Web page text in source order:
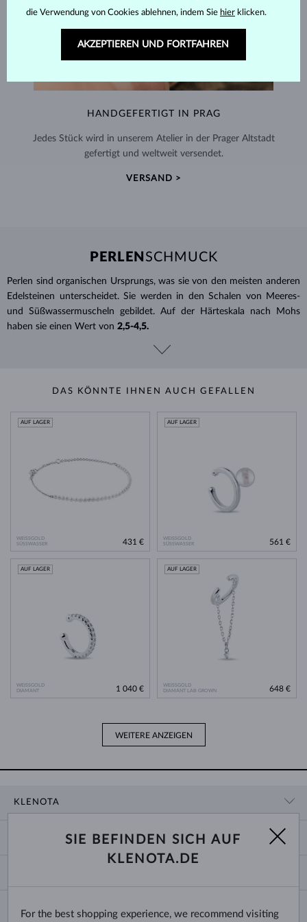
HANDGEFERTIGT IN PRAG
Jedes Stück wird in unserem Atelier in der Prager Altstadt
gefertigt und weltweit versendet.
VERSAND >
PERLEN SCHMUCK
Perlen sind organischen Ursprungs, was sie von den meisten anderen
Edelsteinen unterscheidet. Sie werden in den Schalen von Meeres-
und Süßwassermuscheln gebildet. Auf der Härteskala nach Mohs
haben sie einen Wert von 2,5-4,5.
DAS KÖNNTE IHNEN AUCH GEFALLEN
WEISSGOLD
SÜSSWASSER
AUF LAGER
431 €
WEISSGOLD
SÜSSWASSER
AUF LAGER
561 €
WEISSGOLD
DIAMANT
AUF LAGER
1 040 €
WEISSGOLD
DIAMANT LAB GROWN
AUF LAGER
648 €
WEITERE ANZEIGEN
KLENOTA
BLOG
ZAHLUNG UND VERSAND
TRAURINGE AUSWÄHLEN
KETTENGRÖSSEN UND -ARTEN
die Verwendung von Cookies ablehnen, indem Sie hier klicken.
AKZEPTIEREN UND FORTFAHREN
SIE BEFINDEN SICH AUF
KLENOTA.DE
For the best shopping experience, we recommend visiting